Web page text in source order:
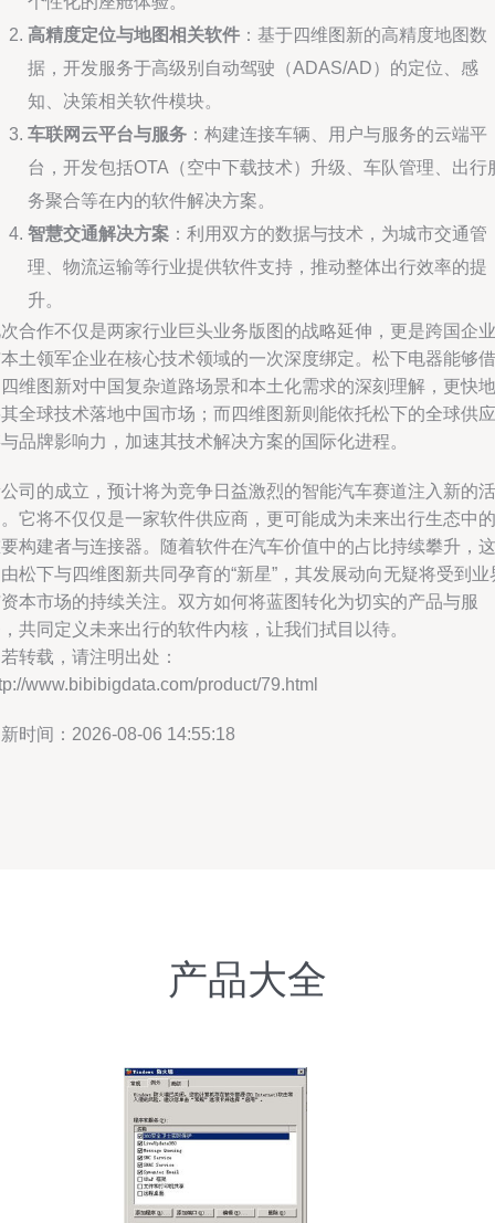
高精度定位与地图相关软件 ：基于四维图新的高精度地图数
据，开发服务于高级别自动驾驶（ADAS/AD）的定位、感
知、决策相关软件模块。
车联网云平台与服务 ：构建连接车辆、用户与服务的云端平
台，开发包括OTA（空中下载技术）升级、车队管理、出行
务聚合等在内的软件解决方案。
智慧交通解决方案 ：利用双方的数据与技术，为城市交通管
理、物流运输等行业提供软件支持，推动整体出行效率的提
升。
合作不仅是两家行业巨头业务版图的战略延伸，更是跨国企业
土领军企业在核心技术领域的一次深度绑定。松下电器能够借
维图新对中国复杂道路场景和本土化需求的深刻理解，更快地
全球技术落地中国市场；而四维图新则能依托松下的全球供应
品牌影响力，加速其技术解决方案的国际化进程。
司的成立，预计将为竞争日益激烈的智能汽车赛道注入新的活
它将不仅仅是一家软件供应商，更可能成为未来出行生态中的
构建者与连接器。随着软件在汽车价值中的占比持续攀升，这
松下与四维图新共同孕育的“新星”，其发展动向无疑将受到业
本市场的持续关注。双方如何将蓝图转化为切实的产品与服
共同定义未来出行的软件内核，让我们拭目以待。
转载，请注明出处：
www.bibibigdata.com/product/79.html
时间：2026-08-06 14:55:18
产品大全